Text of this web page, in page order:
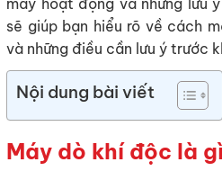
sẽ giúp bạn hiểu rõ về cách
và những điều cần lưu ý trước
Nội dung bài viết
Máy dò khí độc là